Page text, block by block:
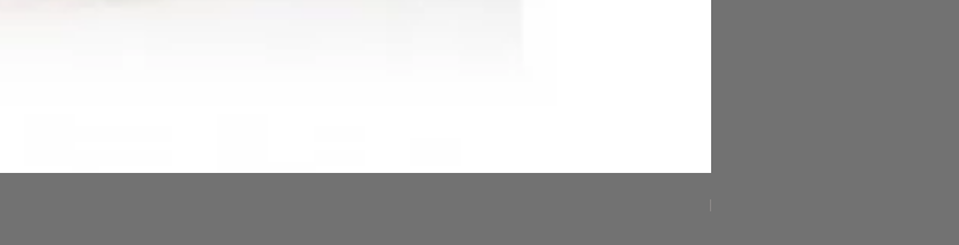
FARANミネラルアイライナ